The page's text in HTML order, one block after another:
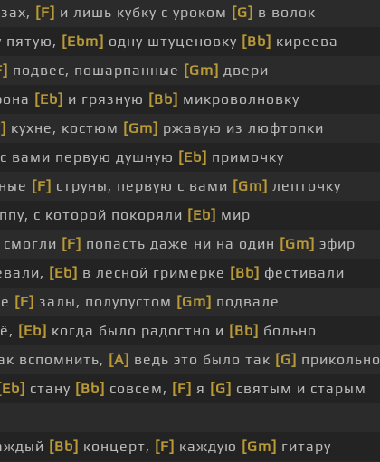
[F] и лишь кубку с уроком [G] в волок
пятую, [Ebm] одну штуценовку [Bb] киреева
подвес, пошарпанные [Gm] двери
[Eb] и грязную [Bb] микроволновку
кухне, костюм [Gm] ржавую из люфтопки
вами первую душную [Eb] примочку
[F] струны, первую с вами [Gm] лепточку
с которой покоряли [Eb] мир
[F] попасть даже ни на один [Gm] эфир
[Eb] в лесной гримёрке [Bb] фестивали
[F] залы, полупустом [Gm] подвале
[Eb] когда было радостно и [Bb] больно
вспомнить, [A] ведь это было так [G] прикольно
[Eb] стану [Bb] совсем, [F] я [G] святым и старым
[Bb] концерт, [F] каждую [Gm] гитару